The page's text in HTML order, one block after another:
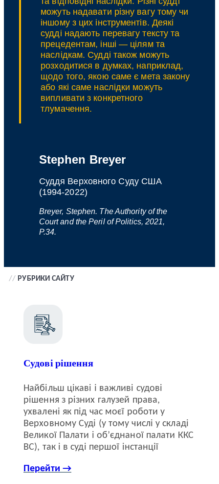
можуть надавати різну вагу тому чи
іншому з цих інструментів. Деякі
судді надають перевагу тексту та
прецедентам, інші — цілям та
наслідкам. Судді також можуть
розходитися в думках, наприклад,
щодо того, якою саме є мета закону
або які саме наслідки можуть
випливати з конкретного
тлумачення.
Stephen Breyer
Суддя Верховного Суду США
(1994-2022)
Breyer, Stephen. The Authority of the
Court and the Peril of Politics, 2021,
P.34.
// РУБРИКИ САЙТУ
Судові рішення
Найбільш цікаві і важливі судові
рішення з різних галузей права,
ухвалені як під час моєї роботи у
Верховному Суді (у тому числі у складі
Великої Палати і об’єднаної палати ККС
ВС), так і в суді першої інстанції
Перейти →